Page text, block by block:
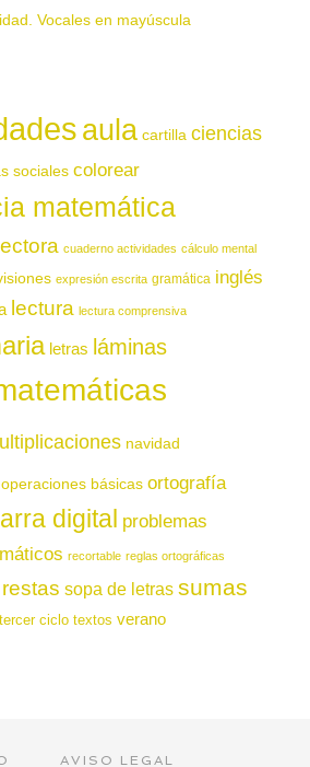
Vocales en mayúscula
aula cartilla ciencias
sociales colorear
matemática
cuaderno actividades cálculo mental
expresión escrita gramática inglés
lectura lectura comprensiva
letras láminas
navidad
operaciones básicas ortografía
digital problemas
recortable reglas ortográficas
restas sopa de letras sumas
tercer ciclo textos verano
AVISO LEGAL